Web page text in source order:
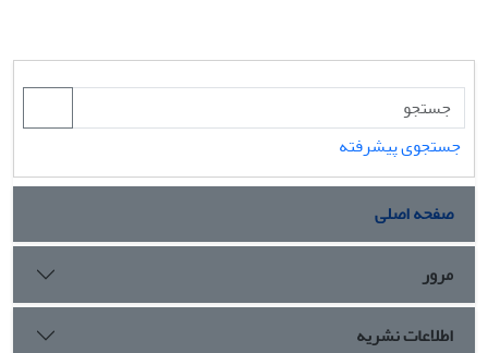
جستجوی پیشرفته
صفحه اصلی
مرور
اطلاعات نشریه